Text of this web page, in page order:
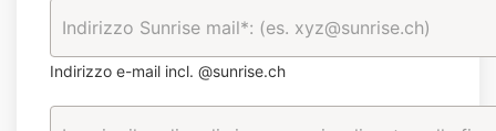
Indirizzo e-mail incl. @sunrise.ch